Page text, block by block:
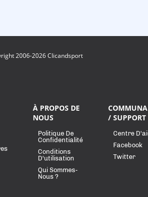
2006-2026 Clicandsport
À PROPOS DE
NOUS
Politique De
Confidentialité
Conditions
D'utilisation
Qui Sommes-
Nous ?
/ SUPPORT
Centre
Facebook
Twitter